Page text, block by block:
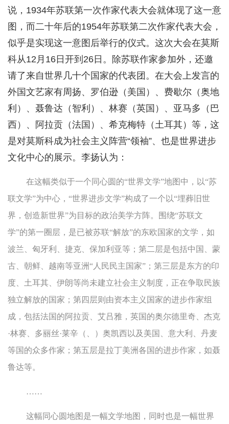
说，1934年苏联第一次作家代表大会就体现了这一意
图，而二十年后的1954年苏联第二次作家代表大会，
似乎是实现这一意图后举行的仪式。这次大会在莫斯
科从12月16日开到26日。除苏联作家参加外，还邀
请了来自世界几十个国家的代表团。在大会上发言的
外国文艺家有周扬、罗伯逊（美国）、费歇尔（奥地
利）、聂鲁达（智利）、林赛（英国）、亚马多（巴
西）、阿拉贡（法国）、希克梅特（土耳其）等，这
是对莫斯科成为社会主义阵营“领袖”、也是世界进步
文化中心的展示。李扬认为：
在这幅类似于一个同心圆的“世界文学”地图中，以“苏
联文学”为中心，“世界进步文学”构成了一个以“埋葬旧世
界，创造新世界”为目标的政治美学方阵。围绕“苏联文
学”的第一圈层，是已被苏联“解放”的东欧国家的文学，如
波兰、匈牙利、捷克、保加利亚等；第二层是包括中国、蒙
古、朝鲜、越南等亚洲“人民民主国家”；第三层是东方的印
度、土耳其、伊朗等尚未建立社会主义制度，正在争取民族
独立解放的国家；第四层则由资本主义国家的进步作家组
成，包括法国的阿拉贡、艾吕雅，英国的奥尔德里奇、杰克
·林赛、多丽丝·莱辛（、）奥凯西以及美国、意大利、丹麦
等国的众多作家；第五层是拉丁美洲各国的进步作家，如聂
鲁达等。
……
这幅同心圆地图是一幅文学地图，同时也是一幅世界